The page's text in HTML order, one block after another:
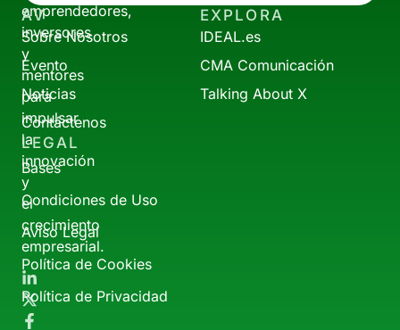
emprendedores,
inversores
y
mentores
para
impulsar
la
innovación
y
el
crecimiento
empresarial.
AV
Sobre Nosotros
Evento
Noticias
Contáctenos
EXPLORA
IDEAL.es
CMA Comunicación
Talking About X
LEGAL
Bases
Condiciones de Uso
Aviso Legal
Política de Cookies
Política de Privacidad